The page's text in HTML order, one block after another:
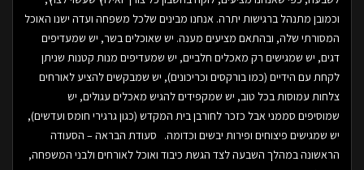
וכמובן מתנהל ברגישות יתרה. אנחנו מבינים שלכל משפחה ועדה ישנו האוכל
המסורתי שלה, ובהתאם מציעים מענה. יש שאוכלים בשר, יש שמעדיפים
דגים, יש שמגישים רק מאכלים חלביים, יש שמעדיפים מנות קטנות שניתן
לקחת עם הידיים (כמו בורקסים וכריכונים), יש שמבקשים להציע לאורחים
צלחות עמוסות בכל טוב, יש שמקפידים להגיש מאכלים עגולים, יש
שמוסיפים סממני אבל כזכר לחורבן בית המקדש (כגון גרגירי חומס ועדשים),
יש שמגישים פיצוחים ופירות יבשים וכדומה. סעודת הבראה – הסעודה
הראשונה במהלך השבעה לצד הגשת כיבוד ואוכל לאורחים ולבני המשפחה,